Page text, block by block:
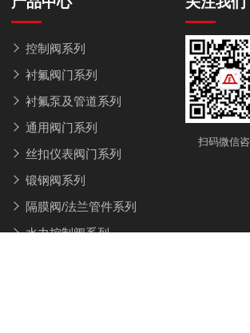
控制阀系列
衬氟阀门系列
衬氟泵及管道系列
通用阀门系列
丝扣仪表阀门系列
锻钢阀系列
隔膜阀/法兰管件系列
水力控制阀系列
扫码微信